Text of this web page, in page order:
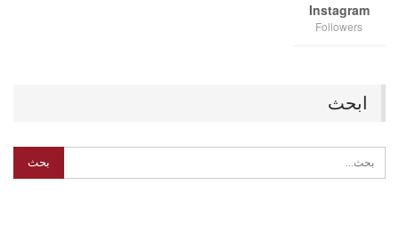
Instagram
Followers
ابحث